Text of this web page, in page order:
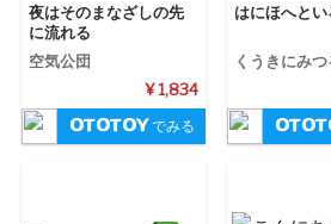
夜はそのまなざしの先
に流れる
空気公団
¥ 1,834
でみる
はにほへと
くうきにみ